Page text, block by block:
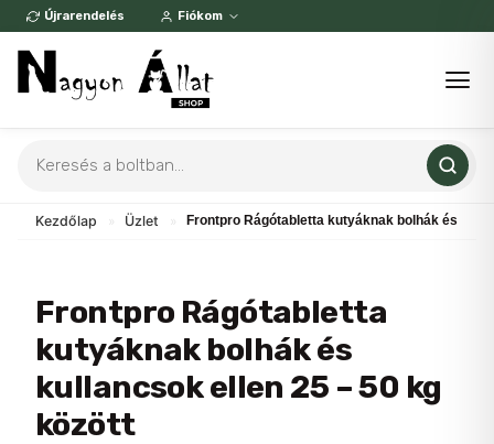
Skip
content
Újrarendelés Fiókom
search
Kezdőlap Üzlet Frontpro Rágótabletta kutyáknak bolhák és
Frontpro Rágótabletta
kutyáknak bolhák és
kullancsok ellen 25 – 50 kg
között